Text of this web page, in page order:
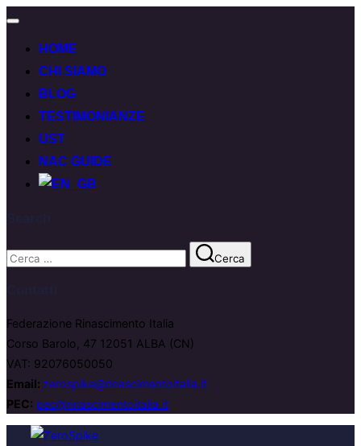
HOME
CHI SIAMO
BLOG
TESTIMONIANZE
UST
NAC GUIDE
Cerca
Federazione Rinascimento Italia
Corso Barolo, 47 12051 ALBA (CN)
VAT: 92076050050
Email: zerospike@rinascimentoitalia.it
PEC: pec@rinascimentoitalia.it